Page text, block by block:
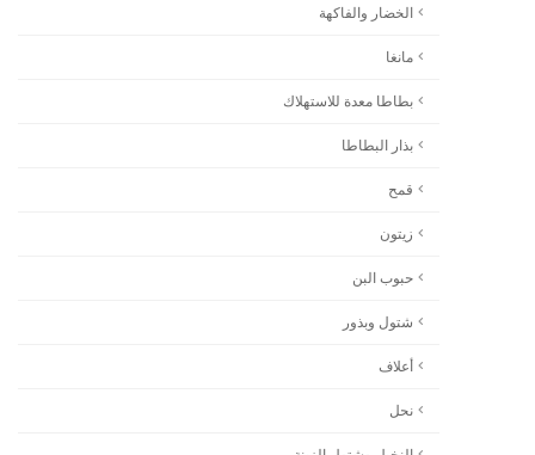
الخضار والفاكهة
مانغا
بطاطا معدة للاستهلاك
بذار البطاطا
قمح
زيتون
حبوب البن
شتول وبذور
أعلاف
نحل